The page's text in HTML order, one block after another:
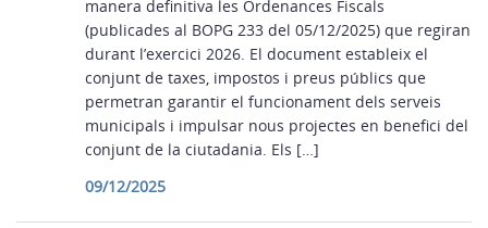
manera definitiva les Ordenances Fiscals
(publicades al BOPG 233 del 05/12/2025) que regiran
durant l’exercici 2026. El document estableix el
conjunt de taxes, impostos i preus públics que
permetran garantir el funcionament dels serveis
municipals i impulsar nous projectes en benefici del
conjunt de la ciutadania. Els […]
09/12/2025